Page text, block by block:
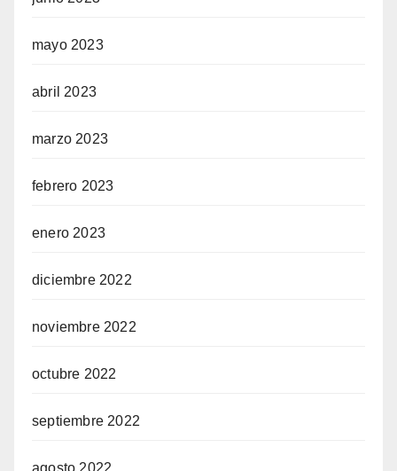
mayo 2023
abril 2023
marzo 2023
febrero 2023
enero 2023
diciembre 2022
noviembre 2022
octubre 2022
septiembre 2022